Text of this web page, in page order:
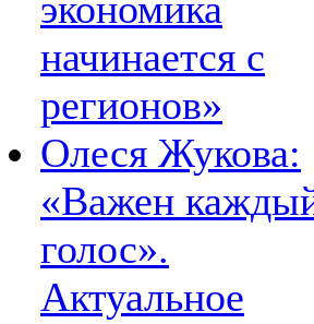
начинается с
регионов»
Олеся Жукова:
«Важен
голос».
Актуальное